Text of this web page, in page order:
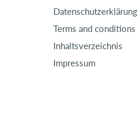
Datenschutzerklärung
Terms and conditions
Inhaltsverzeichnis
Impressum